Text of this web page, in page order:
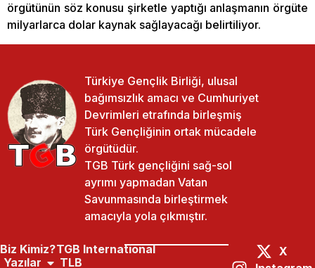
örgütünün söz konusu şirketle yaptığı anlaşmanın örgüte
milyarlarca dolar kaynak sağlayacağı belirtiliyor.
Türkiye Gençlik Birliği, ulusal
bağımsızlık amacı ve Cumhuriyet
Devrimleri etrafında birleşmiş
Türk Gençliğinin ortak mücadele
örgütüdür.
TGB Türk gençliğini sağ-sol
ayrımı yapmadan Vatan
Savunmasında birleştirmek
amacıyla yola çıkmıştır.
Biz Kimiz?
Yazılar
TGB International
TLB
X